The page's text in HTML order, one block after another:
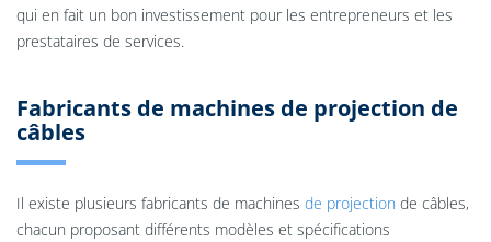
qui en fait un bon investissement pour les entrepreneurs et les
prestataires de services.
Fabricants de machines de projection de
câbles
Il existe plusieurs fabricants de machines de projection de câbles,
chacun proposant différents modèles et spécifications